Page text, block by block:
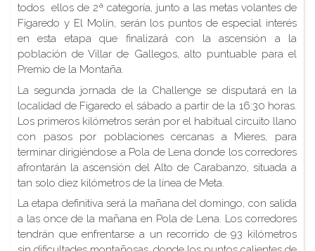
todos ellos de 2ª categoría, junto a las metas volantes de
Figaredo y El Molín, serán los puntos de especial interés
en esta etapa que finalizará con la ascensión a la
población de Villar de Gallegos, alto puntuable para el
Premio de la Montaña.
La segunda jornada de la Challenge se disputará en la
localidad de Figaredo el sábado a partir de la 16:30 horas.
Los primeros kilómetros serán por el habitual circuito llano
con pasos por poblaciones cercanas a Mieres, para
terminar dirigiéndose a Pola de Lena donde los corredores
afrontarán la ascensión del Alto de Carabanzo, situada a
tan solo diez kilómetros de la línea de Meta.
La etapa definitiva será la mañana del domingo, con salida
a las once de la mañana en Pola de Lena. Los corredores
tendrán que enfrentarse a un recorrido de 93 kilómetros